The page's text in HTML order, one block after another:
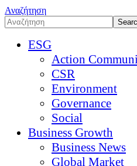
Αναζήτηση
ESG
Action
CSR
Environment
Governance
Social
Business Growth
Business News
Global Market